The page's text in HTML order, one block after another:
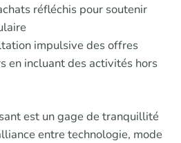
réfléchis pour soutenir
impulsive des offres
en incluant des activités hors
est un gage de tranquillité
entre technologie, mode